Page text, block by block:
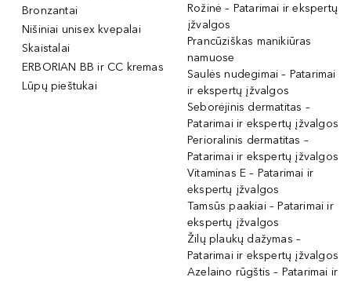
Bronzantai
Nišiniai unisex kvepalai
Skaistalai
ERBORIAN BB ir CC kremas
Lūpų pieštukai
Rožinė – Patarimai ir ekspertų
įžvalgos
Prancūziškas manikiūras
namuose
Saulės nudegimai – Patarimai
ir ekspertų įžvalgos
Seborėjinis dermatitas –
Patarimai ir ekspertų įžvalgos
Perioralinis dermatitas –
Patarimai ir ekspertų įžvalgos
Vitaminas E – Patarimai ir
ekspertų įžvalgos
Tamsūs paakiai – Patarimai ir
ekspertų įžvalgos
Žilų plaukų dažymas –
Patarimai ir ekspertų įžvalgos
Azelaino rūgštis – Patarimai ir